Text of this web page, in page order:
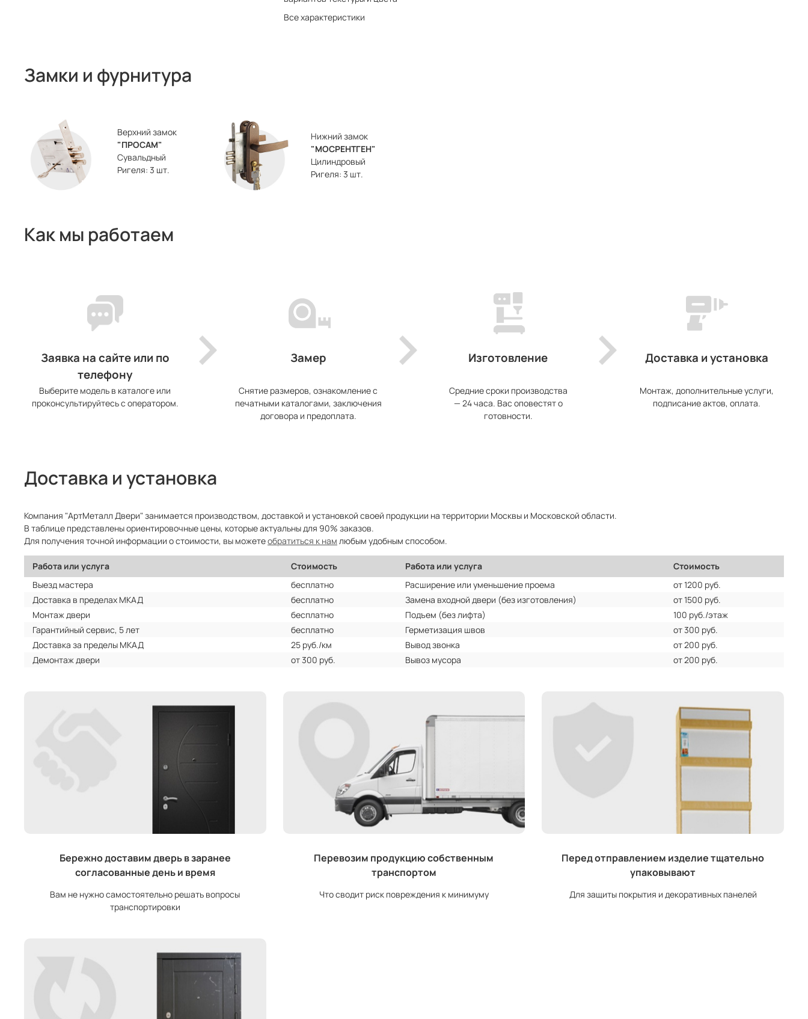
Все характеристики
Замки и фурнитура
Верхний замок
"ПРОСАМ"
Сувальдный
Ригеля: 3 шт.
Нижний замок
"МОСРЕНТГЕН"
Цилиндровый
Ригеля: 3 шт.
Как мы работаем
Заявка на сайте или по
телефону
Замер Изготовление Доставка и установка
Выберите модель в каталоге или
проконсультируйтесь с оператором.
Снятие размеров, ознакомление с
печатными каталогами, заключения
договора и предоплата.
Средние сроки производства
— 24 часа. Вас оповестят о
готовности.
Монтаж, дополнительные услуги,
подписание актов, оплата.
Доставка и установка
Компания "АртМеталл Двери" занимается производством, доставкой и установкой своей продукции на территории Москвы и Московской области.
В таблице представлены ориентировочные цены, которые актуальны для 90% заказов.
Для получения точной информации о стоимости, вы можетеобратиться к нам любым удобным способом.
Работа или услуга Стоимость Работа или услуга
Стоимость
Выезд мастера
бесплатно Расширение или уменьшение проема
от 1200 руб.
Доставка в пределах МКАД
бесплатно Замена входной двери (без изготовления)
от 1500 руб.
Монтаж двери
бесплатно Подъем (без лифта)
100 руб./этаж
Гарантийный сервис, 5 лет
бесплатно Герметизация швов
от 300 руб.
Доставка за пределы МКАД
25 руб./км Вывод звонка
от 200 руб.
Демонтаж двери
от 300 руб. Вывоз мусора от 200 руб.
Бережно доставим дверь в заранее
согласованные день и время
Вам не нужно самостоятельно решать вопросы
транспортировки
Перевозим продукцию собственным
транспортом
Что сводит риск повреждения к минимуму
Перед отправлением изделие тщательно
упаковывают
Для защиты покрытия и декоративных панелей